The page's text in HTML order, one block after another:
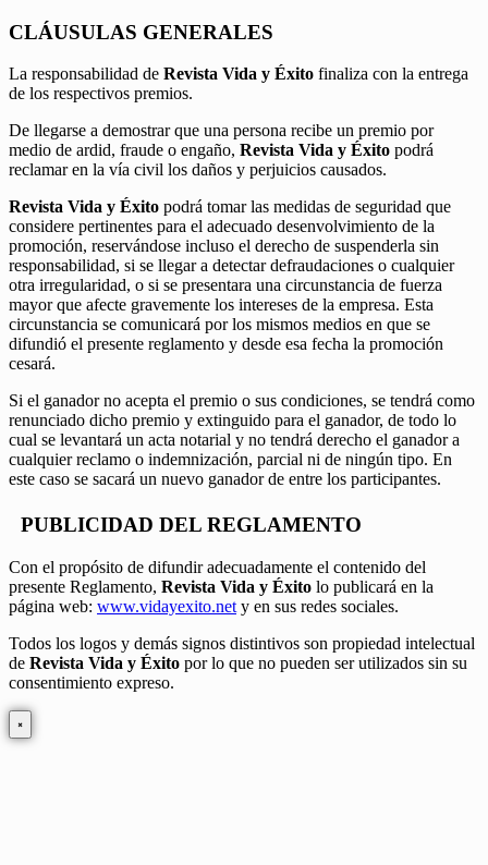
CLÁUSULAS GENERALES
La responsabilidad de Revista Vida y Éxito finaliza con la entrega
de los respectivos premios.
De llegarse a demostrar que una persona recibe un premio por
medio de ardid, fraude o engaño, Revista Vida y Éxito podrá
reclamar en la vía civil los daños y perjuicios causados.
Revista Vida y Éxito podrá tomar las medidas de seguridad que
considere pertinentes para el adecuado desenvolvimiento de la
promoción, reservándose incluso el derecho de suspenderla sin
responsabilidad, si se llegar a detectar defraudaciones o cualquier
otra irregularidad, o si se presentara una circunstancia de fuerza
mayor que afecte gravemente los intereses de la empresa. Esta
circunstancia se comunicará por los mismos medios en que se
difundió el presente reglamento y desde esa fecha la promoción
cesará.
Si el ganador no acepta el premio o sus condiciones, se tendrá como
renunciado dicho premio y extinguido para el ganador, de todo lo
cual se levantará un acta notarial y no tendrá derecho el ganador a
cualquier reclamo o indemnización, parcial ni de ningún tipo. En
este caso se sacará un nuevo ganador de entre los participantes.
PUBLICIDAD DEL REGLAMENTO
Con el propósito de difundir adecuadamente el contenido del
presente Reglamento, Revista Vida y Éxito lo publicará en la
página web: www.vidayexito.net y en sus redes sociales.
Todos los logos y demás signos distintivos son propiedad intelectual
de Revista Vida y Éxito por lo que no pueden ser utilizados sin su
consentimiento expreso.
×